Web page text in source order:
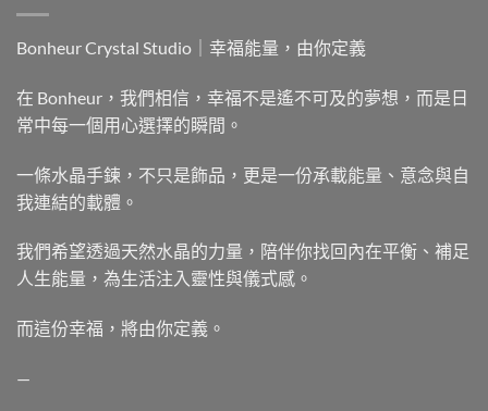
Bonheur Crystal Studio｜幸福能量，由你定義
在 Bonheur，我們相信，幸福不是遙不可及的夢想，而是日
常中每一個用心選擇的瞬間。
一條水晶手鍊，不只是飾品，更是一份承載能量、意念與自
我連結的載體。
我們希望透過天然水晶的力量，陪伴你找回內在平衡、補足
人生能量，為生活注入靈性與儀式感。
而這份幸福，將由你定義。
—